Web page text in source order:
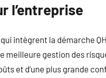
l’entreprise
intègrent la démarche
meilleure gestion des
et d’une plus grande